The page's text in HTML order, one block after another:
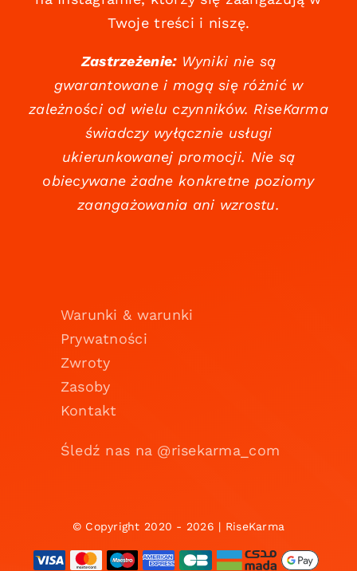
Twoje treści i niszę.
Zastrzeżenie:Wyniki nie są
gwarantowane i mogą się różnić w
zależności od wielu czynników. RiseKarma
świadczy wyłącznie usługi
ukierunkowanej promocji. Nie są
obiecywane żadne konkretne poziomy
zaangażowania ani wzrostu.
Warunki & warunki
Prywatności
Zwroty
Zasoby
Kontakt
Śledź nas na @risekarma_com
© Copyright 2020 - 2026 | RiseKarma